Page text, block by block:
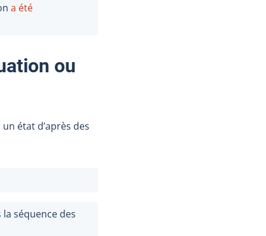
a été
ou
état d’après des
séquence des